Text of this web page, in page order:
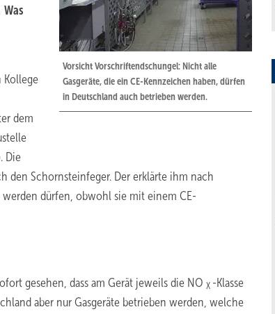
Vorsicht Vorschriftendschungel: Nicht alle
Gasgeräte, die ein CE-Kennzeichen haben, dürfen
in Deutschland auch betrieben werden.
Kollege
dem
Die
den Schornsteinfeger. Der erklärte ihm nach
dürfen, obwohl sie mit einem CE-
gesehen, dass am Gerät jeweils die NO X -Klasse
aber nur Gasgeräte betrieben werden, welche